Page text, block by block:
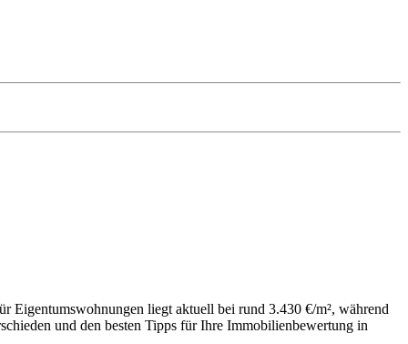
liegt aktuell bei rund 3.430 €/m², während
und den besten Tipps für Ihre Immobilienbewertung in